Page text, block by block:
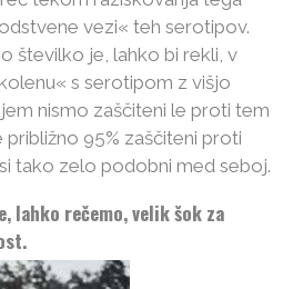
vezi« teh serotipov.
številko je, lahko bi rekli, v
s serotipom z višjo
nismo zaščiteni le proti tem
95% zaščiteni proti
tako zelo podobni med seboj.
lahko rečemo, velik šok za